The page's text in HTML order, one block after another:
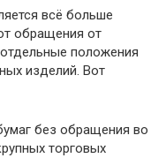
всё больше
обращения от
положения
изделий. Вот
без обращения во
торговых